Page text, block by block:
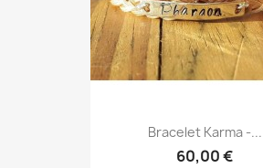
Bracelet Karma -...
60,00 €